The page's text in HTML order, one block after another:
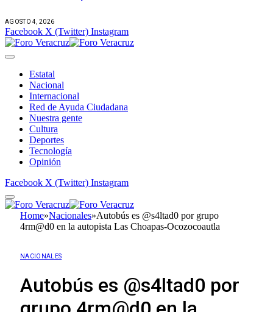
AGOSTO 4, 2026
Facebook X (Twitter) Instagram
Estatal
Nacional
Internacional
Red de Ayuda Ciudadana
Nuestra gente
Cultura
Deportes
Tecnología
Opinión
Facebook X (Twitter) Instagram
Home»Nacionales»Autobús es @s4ltad0 por grupo
4rm@d0 en la autopista Las Choapas-Ocozocoautla
NACIONALES
Autobús es @s4ltad0 por